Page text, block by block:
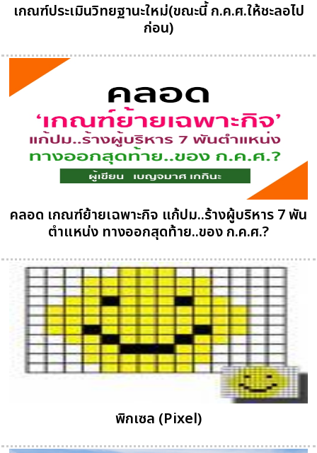
เกณฑ์ประเมินวิทยฐานะใหม่(ขณะนี้ ก.ค.ศ.ให้ชะลอไป
ก่อน)
คลอด เกณฑ์ย้ายเฉพาะกิจ แก้ปม..ร้างผู้บริหาร 7 พัน
ตำแหน่ง ทางออกสุดท้าย..ของ ก.ค.ศ.?
พิกเซล (Pixel)